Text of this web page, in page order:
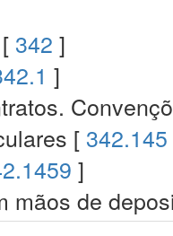
342 ]
]
[ 342.145
]
mãos de